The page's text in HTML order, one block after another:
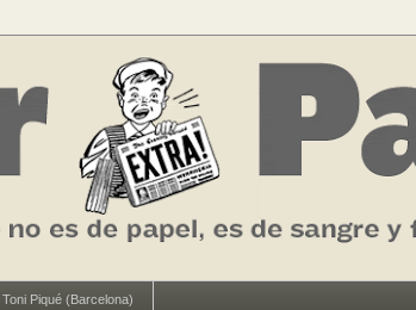
Toni Piqué (Barcelona)